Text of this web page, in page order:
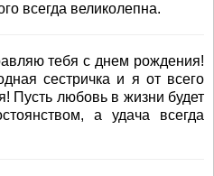
всегда великолепна.
тебя с днем рождения!
сестричка и я от всего
Пусть любовь в жизни будет
а удача всегда